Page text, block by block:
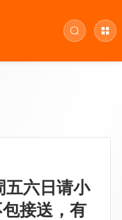
六日请小
接送，有